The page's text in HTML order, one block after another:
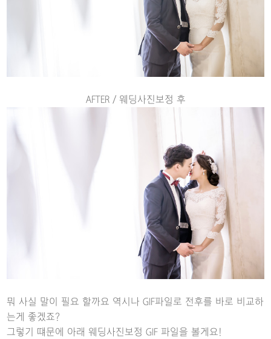
AFTER / 웨딩사진보정 후
뭐 사실 말이 필요 할까요 역시나 GIF파일로 전후를 바로 비교하
는게 좋겠죠?
그렇기 떄문에 아래 웨딩사진보정 GIF 파일을 볼게요!